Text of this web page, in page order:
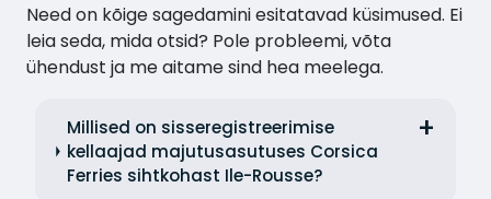
Need on kõige sagedamini esitatavad küsimused. Ei
leia seda, mida otsid? Pole probleemi, võta
ühendust ja me aitame sind hea meelega.
Millised on sisseregistreerimise
kellaajad majutusasutuses Corsica
Ferries sihtkohast Ile-Rousse?